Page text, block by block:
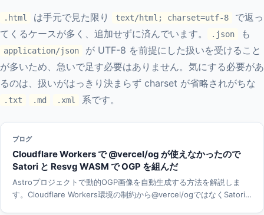
.html は手元で見た限り text/html; charset=utf-8
で返っ
てくるケースが多く、追加せずに済んでいます。
.json も
application/json
が UTF-8 を前提にした扱いを受けること
が多いため、急いで足す必要はありません。気にする必要があ
るのは、扱いがはっきり決まらず charset が省略されがちな
.txt .md .xml 系です。
ブログ
Cloudflare Workers で @vercel/og が使えなかったので
Satori と Resvg WASM で OGP を組んだ
Astroプロジェクトで動的OGP画像を自動生成する方法を解説しま
す。Cloudflare Workers環境の制約から@vercel/ogではなくSatori